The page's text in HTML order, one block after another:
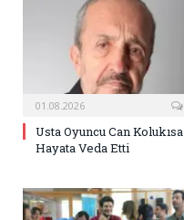
01.08.2026
Usta Oyuncu Can Kolukısa
Hayata Veda Etti